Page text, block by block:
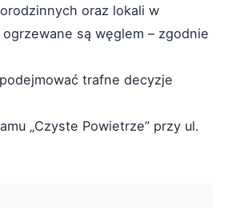
oraz lokali w
są węglem – zgodnie
trafne decyzje
„Czyste Powietrze” przy ul.